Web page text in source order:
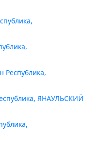
Республика,
ЯНАУЛЬСКИЙ